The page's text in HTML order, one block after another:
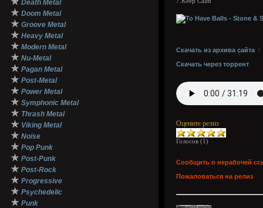
Death Metal
★ Doom Metal
★ Groove Metal
★ Heavy Metal
★ Modern Metal
★ Nu-Metal
★ Pagan Metal
★ Post-Metal
★ Power Metal
★ Symphonic Metal
★ Thrash Metal
★ Viking Metal
★ Noise
★ Pop Punk
★ Post-Punk
★ Post-Rock
★ Progressive
★ Psychedelic
★ Punk
Скачать из архива сайта /
Скачать через торрент
Оцените релиз
Голосов (1)
Сообщить о нерабочей
Пожаловаться на релиз